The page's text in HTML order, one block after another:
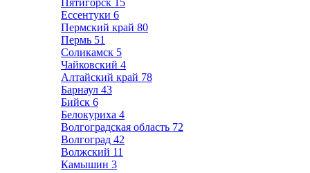
Пятигорск 15
Ессентуки 6
Пермский край 80
Пермь 51
Соликамск 5
Чайковский 4
Алтайский край 78
Барнаул 43
Бийск 6
Белокуриха 4
Волгоградская область 72
Волгоград 42
Волжский 11
Камышин 3